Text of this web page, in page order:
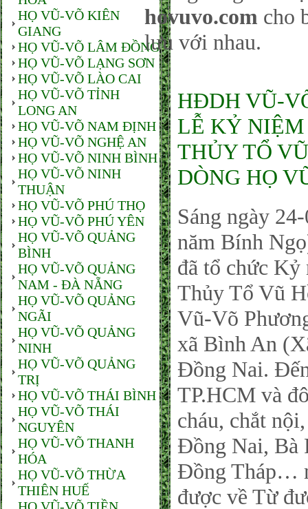
HỌ VŨ-VÕ KIÊN
GIANG
HỌ VŨ-VÕ LÂM ĐỒNG
HỌ VŨ-VÕ LẠNG SƠN
HỌ VŨ-VÕ LÀO CAI
HỌ VŨ-VÕ TỈNH
LONG AN
HỌ VŨ-VÕ NAM ĐỊNH
HỌ VŨ-VÕ NGHỆ AN
HỌ VŨ-VÕ NINH BÌNH
HỌ VŨ-VÕ NINH
THUẬN
HỌ VŨ-VÕ PHÚ THỌ
HỌ VŨ-VÕ PHÚ YÊN
HỌ VŨ-VÕ QUẢNG
BÌNH
HỌ VŨ-VÕ QUẢNG
NAM - ĐÀ NẴNG
HỌ VŨ-VÕ QUẢNG
NGÃI
HỌ VŨ-VÕ QUẢNG
NINH
HỌ VŨ-VÕ QUẢNG
TRỊ
HỌ VŨ-VÕ THÁI BÌNH
HỌ VŨ-VÕ THÁI
NGUYÊN
HỌ VŨ-VÕ THANH
HÓA
HỌ VŨ-VÕ THỪA
THIÊN HUẾ
hovuvo.com cho
lưu với nhau.
HĐDH VŨ-
LỄ KỶ NIỆM
THỦY TỔ
DÒNG HỌ
Sáng ngày
năm Bính
đã tổ chức Kỷ
Thủy Tổ Vũ
Vũ-Võ
xã Bình An
Đồng Nai.
TP.HCM và
cháu, chắt
Đồng Nai, Bà
Đồng Tháp…
được về Từ